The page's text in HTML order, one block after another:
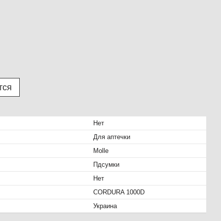
Нет
Для аптечки
Molle
Пдсумки
Нет
CORDURA 1000D
Украина